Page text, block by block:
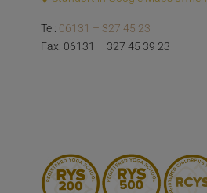
Tel: 06131 – 327 45 23
Fax: 06131 – 327 45 39 23